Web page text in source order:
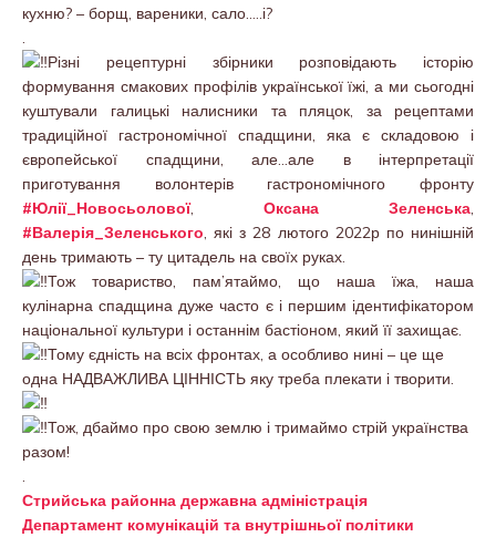
кухню? – борщ, вареники, сало…..і?
.
Різні рецептурні збірники розповідають історію
формування смакових профілів української їжі, а ми сьогодні
куштували галицькі налисники та пляцок, за рецептами
традиційної гастрономічної спадщини, яка є складовою і
європейської спадщини, але…але в інтерпретації
приготування волонтерів гастрономічного фронту
#Юлії_Новосьолової, Оксана Зеленська,
#Валерія_Зеленського, які з 28 лютого 2022р по нинішній
день тримають – ту цитадель на своїх руках.
Тож товариство, пам’ятаймо, що наша їжа, наша
кулінарна спадщина дуже часто є і першим ідентифікатором
національної культури і останнім бастіоном, який її захищає.
Тому єдність на всіх фронтах, а особливо нині – це ще
одна НАДВАЖЛИВА ЦІННІСТЬ яку треба плекати і творити.
Тож, дбаймо про свою землю і тримаймо стрій українства
разом!
.
Стрийська районна державна адміністрація
Департамент комунікацій та внутрішньої політики